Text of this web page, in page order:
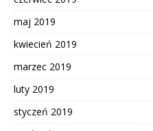
maj 2019
kwiecień 2019
marzec 2019
luty 2019
styczeń 2019